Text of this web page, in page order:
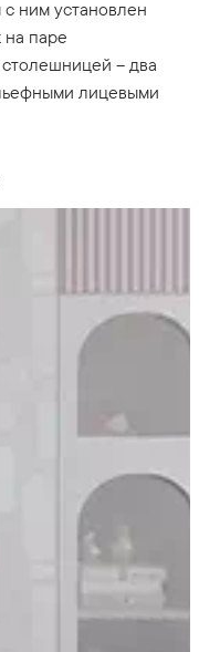
ним установлен
на паре
– два
лицевыми